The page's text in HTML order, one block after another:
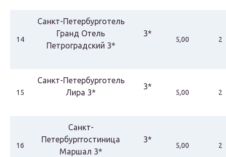
14
Санкт-Петербурготель
Гранд Отель
Петроградский 3*
3*
5,00 2
15
Санкт-Петербурготель
Лира 3*
3*
5,00 2
16
Санкт-
Петербурггостиница
Маршал 3*
3*
5,00 2